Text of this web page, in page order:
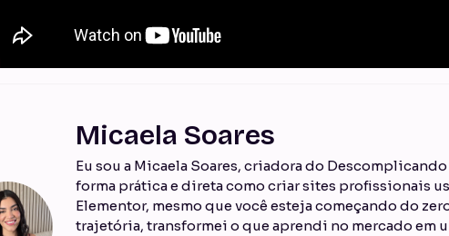
Micaela Soares
Eu sou a Micaela Soares, criadora do
forma prática e direta como criar sites profissionais
Elementor, mesmo que você esteja começando do
trajetória, transformei o que aprendi no mercado em